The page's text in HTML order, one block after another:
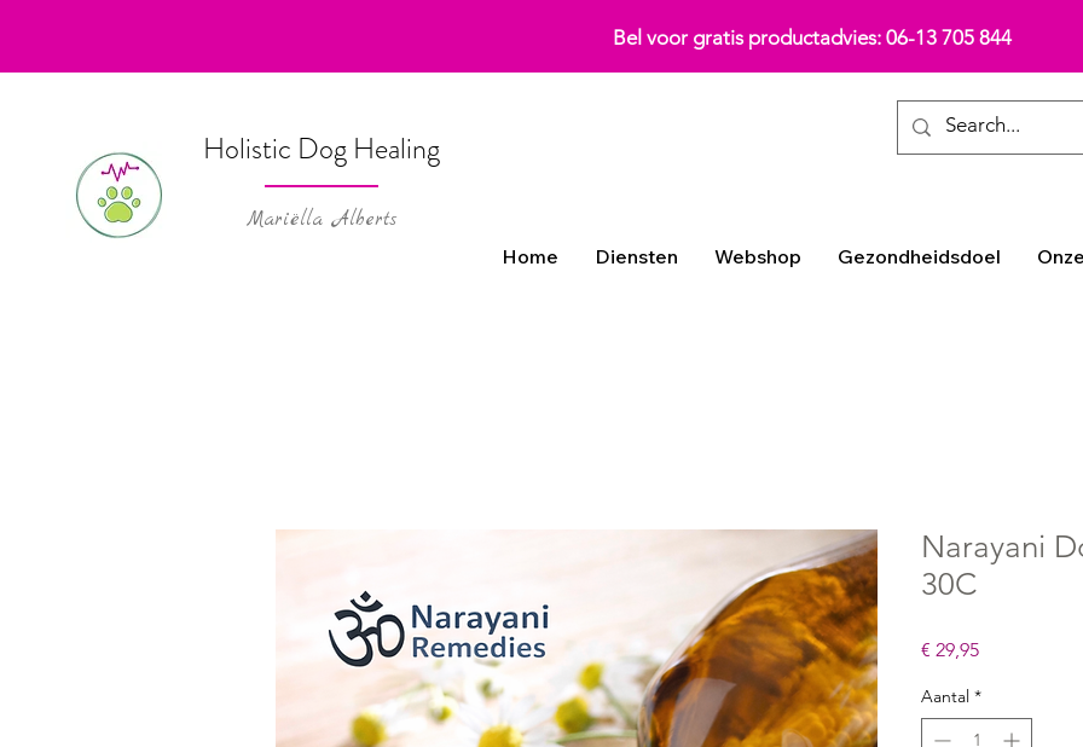
Bel voor gratis productadvies: 06-13 705 844
Holistic Dog Healing
Mariëlla Alberts
Home Diensten Webshop Gezondheidsdoel
Narayani
30C
€ 29,95Prijs
Aantal *